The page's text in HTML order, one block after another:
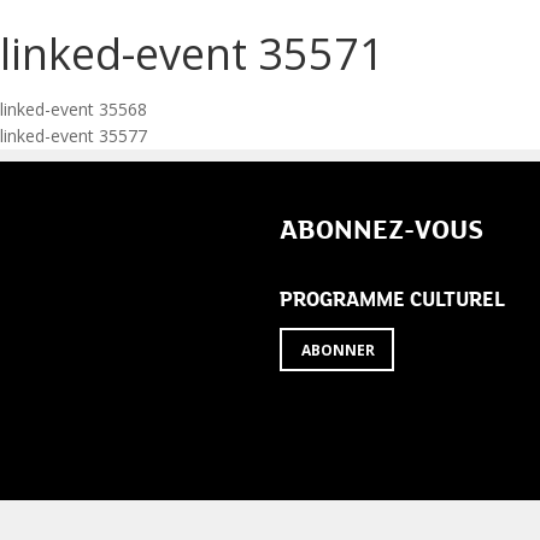
linked-event 35571
Navigation
de
linked-event 35568
linked-event 35577
ABONNEZ-VOUS
PROGRAMME CULTUREL
ABONNER